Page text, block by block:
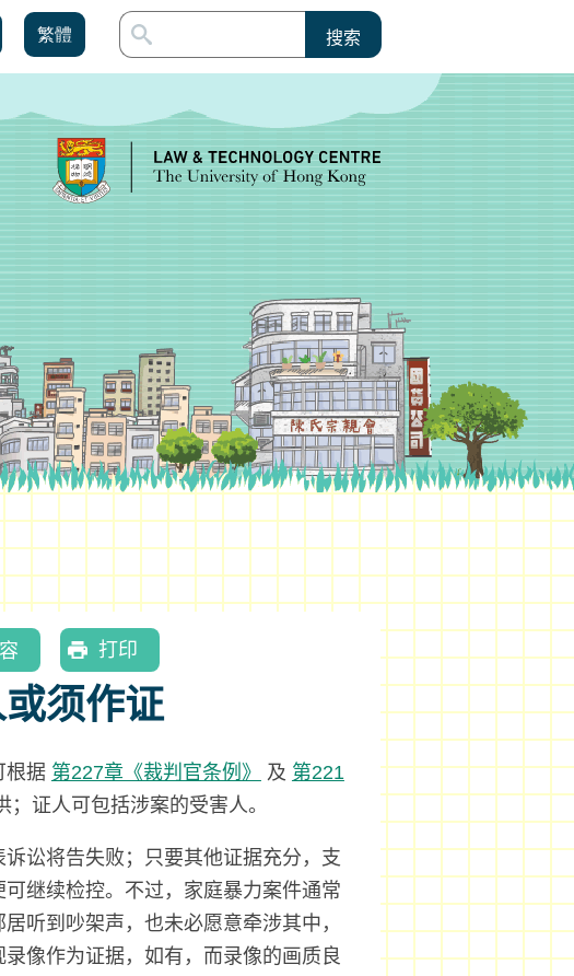
繁體
打印
须作证
根据 第227章《裁判官条例》 及 第221
；证人可包括涉案的受害人。
讼将告失败；只要其他证据充分，支
继续检控。不过，家庭暴力案件通常
听到吵架声，也未必愿意牵涉其中，
像作为证据，如有，而录像的画质良